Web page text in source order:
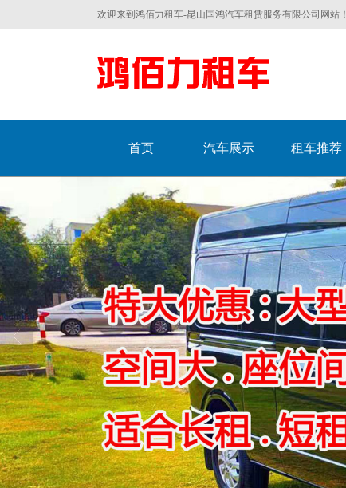
欢迎来到鸿佰力租车-昆山国鸿汽车租赁服务有限公司网站！
首页 汽车展示 租车推荐